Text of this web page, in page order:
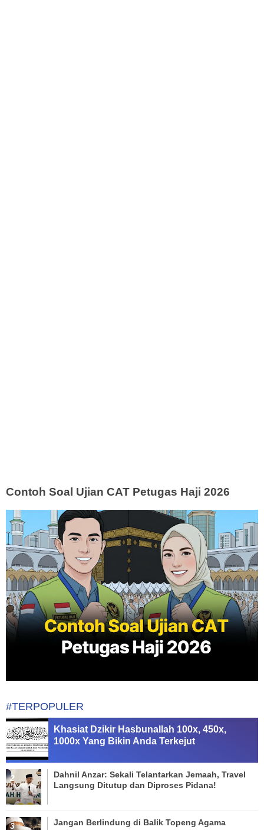
Contoh Soal Ujian CAT Petugas Haji 2026
#TERPOPULER
Khasiat Dzikir Hasbunallah 100x, 450x,
1000x Yang Bikin Anda Terkejut
Dahnil Anzar: Sekali Telantarkan Jemaah, Travel
Langsung Ditutup dan Diproses Pidana!
Jangan Berlindung di Balik Topeng Agama